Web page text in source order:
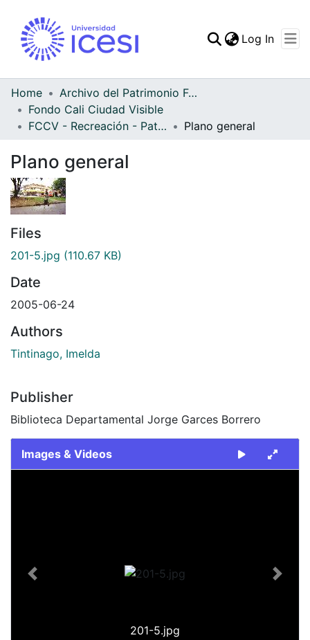
Log In
Home
Archivo del Patrimonio Fotográfico y Fílmico del Valle del Cauca
Fondo Cali Ciudad Visible
FCCV - Recreación - Patrimonial
Plano general
Plano general
Files
201-5.jpg (110.67 KB)
Date
2005-06-24
Authors
Tintinago, Imelda
Publisher
Biblioteca Departamental Jorge Garces Borrero
Images & Videos
201-5.jpg
Previous Next